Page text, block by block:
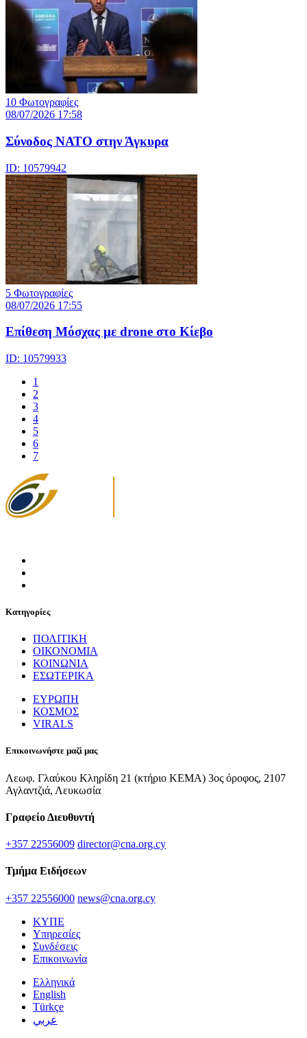
10 Φωτογραφίες
08/07/2026 17:58
Σύνοδος ΝΑΤΟ στην Άγκυρα
ID: 10579942
5 Φωτογραφίες
08/07/2026 17:55
Eπίθεση Μόσχας με drone στο Κίεβο
ID: 10579933
1
2
3
4
5
6
7
Κατηγορίες
ΠΟΛΙΤΙΚΗ
ΟΙΚΟΝΟΜΙΑ
ΚΟΙΝΩΝΙΑ
ΕΣΩΤΕΡΙΚΑ
ΕΥΡΩΠΗ
ΚΟΣΜΟΣ
VIRALS
Επικοινωνήστε μαζί μας
Λεωφ. Γλαύκου Κληρίδη 21 (κτήριο ΚΕΜΑ) 3ος όροφος, 2107
Αγλαντζιά, Λευκωσία
Γραφείο Διευθυντή
+357 22556009 director@cna.org.cy
Τμήμα Ειδήσεων
+357 22556000 news@cna.org.cy
ΚΥΠΕ
Υπηρεσίες
Συνδέσεις
Επικοινωνία
Ελληνικά
English
Türkçe
عربي